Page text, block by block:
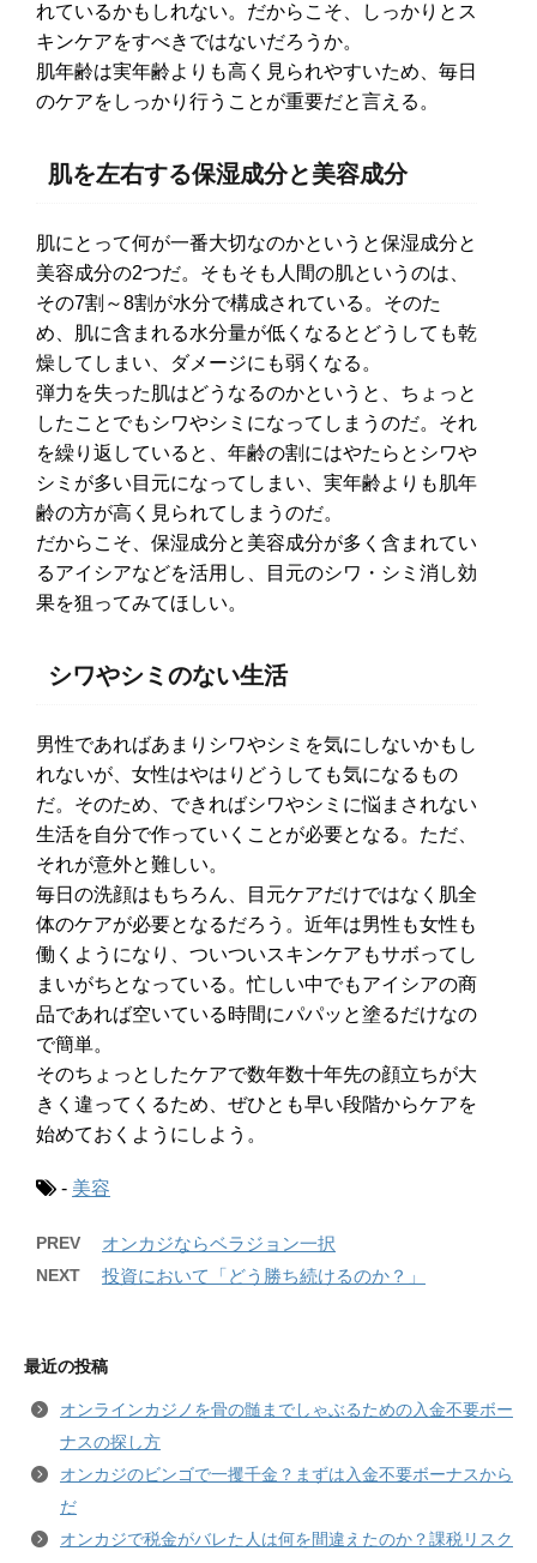
れているかもしれない。だからこそ、しっかりとス
キンケアをすべきではないだろうか。
肌年齢は実年齢よりも高く見られやすいため、毎日
のケアをしっかり行うことが重要だと言える。
肌を左右する保湿成分と美容成分
肌にとって何が一番大切なのかというと保湿成分と
美容成分の2つだ。そもそも人間の肌というのは、
その7割～8割が水分で構成されている。そのた
め、肌に含まれる水分量が低くなるとどうしても乾
燥してしまい、ダメージにも弱くなる。
弾力を失った肌はどうなるのかというと、ちょっと
したことでもシワやシミになってしまうのだ。それ
を繰り返していると、年齢の割にはやたらとシワや
シミが多い目元になってしまい、実年齢よりも肌年
齢の方が高く見られてしまうのだ。
だからこそ、保湿成分と美容成分が多く含まれてい
るアイシアなどを活用し、目元のシワ・シミ消し効
果を狙ってみてほしい。
シワやシミのない生活
男性であればあまりシワやシミを気にしないかもし
れないが、女性はやはりどうしても気になるもの
だ。そのため、できればシワやシミに悩まされない
生活を自分で作っていくことが必要となる。ただ、
それが意外と難しい。
毎日の洗顔はもちろん、目元ケアだけではなく肌全
体のケアが必要となるだろう。近年は男性も女性も
働くようになり、ついついスキンケアもサボってし
まいがちとなっている。忙しい中でもアイシアの商
品であれば空いている時間にパパッと塗るだけなの
で簡単。
そのちょっとしたケアで数年数十年先の顔立ちが大
きく違ってくるため、ぜひとも早い段階からケアを
始めておくようにしよう。
- 美容
PREV オンカジならベラジョン一択
NEXT 投資において「どう勝ち続けるのか？」
最近の投稿
オンラインカジノを骨の髄までしゃぶるための入金不要ボー
ナスの探し方
オンカジのビンゴで一攫千金？まずは入金不要ボーナスから
だ
オンカジで税金がバレた人は何を間違えたのか？課税リスク